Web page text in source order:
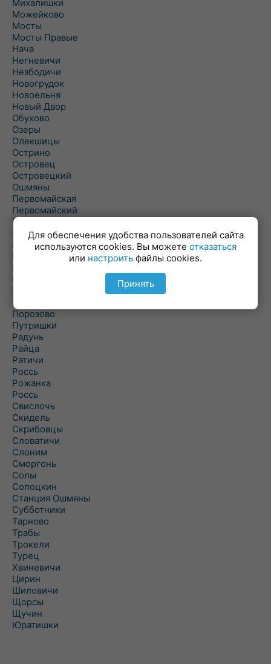
Михалишки
Можейково
Мосты
Мосты Правые
Нача
Негневичи
Незбодичи
Новогрудок
Новоельня
Новый Двор
Обухово
Озеры
Олекшицы
Острино
Островец
Островецкий
Ошмяны
Первомайская
Первомайский
Пески
Петревичи
Погородно
Пограничный
Подлабенье
Подольцы
Подороск
Поречье
Порозово
Путришки
Радунь
Райца
Ратичи
Роcсь
Рожанка
Россь
Свислочь
Скидель
Скрибовцы
Словатичи
Слоним
Сморгонь
Солы
Сопоцкин
Станция Ошмяны
Субботники
Тарново
Трабы
Трокели
Турец
Хвиневичи
Цирин
Шиловичи
Щорсы
Щучин
Юратишки
Для обеспечения удобства пользователей сайта
используются cookies. Вы можете отказаться
или настроить файлы cookies.
Принять